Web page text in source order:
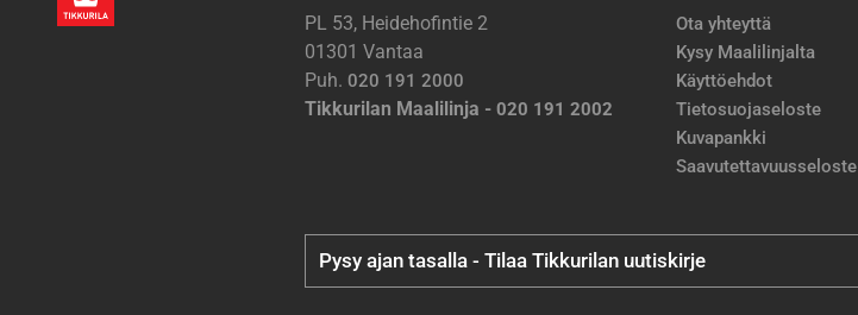
PL 53, Heidehofintie 2
01301 Vantaa
Puh. 020 191 2000
Tikkurilan Maalilinja - 020 191 2002
Ota yhteyttä
Kysy Maalilinjalta
Käyttöehdot
Tietosuojaseloste
Kuvapankki
Saavutettavuusseloste
Pysy ajan tasalla - Tilaa Tikkurilan uutiskirje